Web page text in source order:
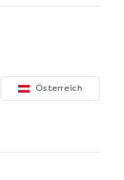
Österreich